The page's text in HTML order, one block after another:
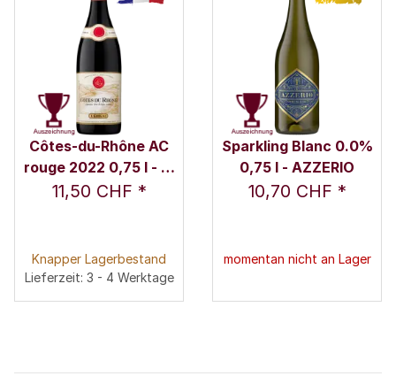
Côtes-du-Rhône AC
rouge 2022 0,75 l - E.
Guigal
11,50 CHF *
Knapper Lagerbestand
Lieferzeit: 3 - 4 Werktage
Sparkling Blanc 0.0%
0,75 l - AZZERIO
10,70 CHF *
momentan nicht an Lager